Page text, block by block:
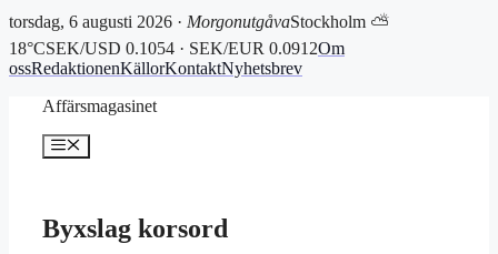
torsdag, 6 augusti 2026 · MorgonutgåvaStockholm ⛅
18°CSEK/USD 0.1054 · SEK/EUR 0.0912Om
ossRedaktionenKällorKontaktNyhetsbrev
Affärsmagasinet
Meny
Byxslag korsord